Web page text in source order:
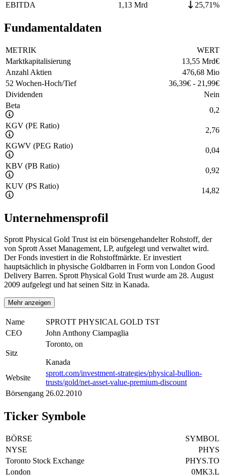
EBITDA
1,13 Mrd 25,71%
Fundamentaldaten
METRIK
WERT
Marktkapitalisierung
13,55 Mrd€
Anzahl Aktien
476,68 Mio
52 Wochen-Hoch/Tief
36,39€ - 21,99€
Dividenden
Nein
Beta
0,2
KGV (PE Ratio)
2,76
KGWV (PEG Ratio)
0,04
KBV (PB Ratio)
0,92
KUV (PS Ratio)
14,82
Unternehmensprofil
Sprott Physical Gold Trust ist ein börsengehandelter Rohstoff, der
von Sprott Asset Management, LP, aufgelegt und verwaltet wird.
Der Fonds investiert in die Rohstoffmärkte. Er investiert
hauptsächlich in physische Goldbarren in Form von London Good
Delivery Barren. Sprott Physical Gold Trust wurde am 28. August
2009 aufgelegt und hat seinen Sitz in Kanada.
Mehr anzeigen
Name
SPROTT PHYSICAL GOLD TST
CEO
John Anthony Ciampaglia
Sitz
Toronto, on
Kanada
Website
sprott.com/investment-strategies/physical-bullion-
trusts/gold/net-asset-value-premium-discount
Börsengang 26.02.2010
Ticker Symbole
BÖRSE
SYMBOL
NYSE
PHYS
Toronto Stock Exchange
PHYS.TO
London
0MK3.L